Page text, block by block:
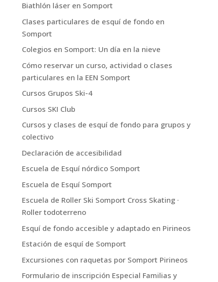
Biathlón láser en Somport
Clases particulares de esquí de fondo en
Somport
Colegios en Somport: Un día en la nieve
Cómo reservar un curso, actividad o clases
particulares en la EEN Somport
Cursos Grupos Ski-4
Cursos SKI Club
Cursos y clases de esquí de fondo para grupos y
colectivo
Declaración de accesibilidad
Escuela de Esquí nórdico Somport
Escuela de Esquí Somport
Escuela de Roller Ski Somport Cross Skating ·
Roller todoterreno
Esquí de fondo accesible y adaptado en Pirineos
Estación de esquí de Somport
Excursiones con raquetas por Somport Pirineos
Formulario de inscripción Especial Familias y